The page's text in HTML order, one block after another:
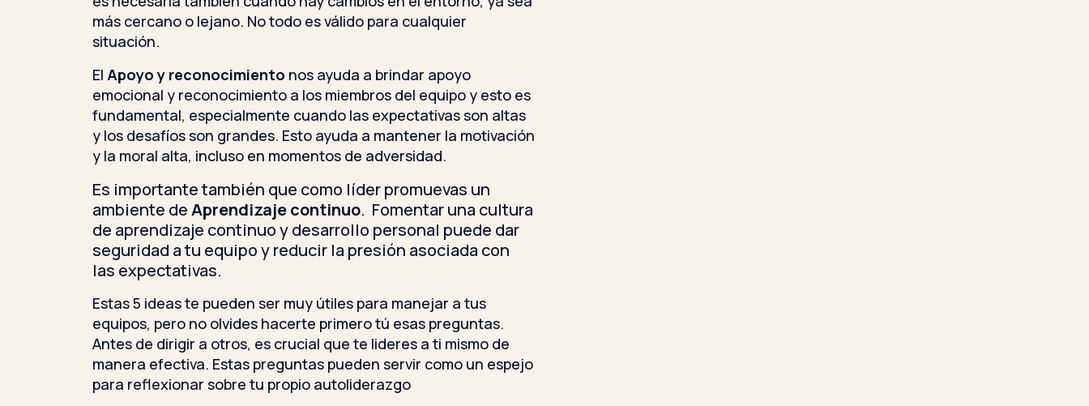
más cercano o lejano. No todo es válido para cualquier
situación.
El Apoyo y reconocimiento nos ayuda a brindar apoyo
emocional y reconocimiento a los miembros del equipo y esto es
fundamental, especialmente cuando las expectativas son altas
y los desafíos son grandes. Esto ayuda a mantener la motivación
y la moral alta, incluso en momentos de adversidad.
Es importante también que como líder promuevas un
ambiente deAprendizaje continuo. Fomentar una cultura
de aprendizaje continuo y desarrollo personal puede dar
seguridad a tu equipo y reducir la presión asociada con
las expectativas.
Estas 5 ideas te pueden ser muy útiles para manejar a tus
equipos, pero no olvides hacerte primero tú esas preguntas.
Antes de dirigir a otros, es crucial que te lideres a ti mismo de
manera efectiva. Estas preguntas pueden servir como un espejo
para reflexionar sobre tu propio autoliderazgo